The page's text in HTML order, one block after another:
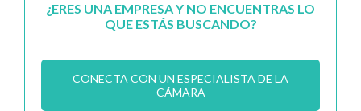
¿ERES UNA EMPRESA Y NO ENCUENTRAS LO
QUE ESTÁS BUSCANDO?
CONECTA CON UN ESPECIALISTA DE LA
CÁMARA